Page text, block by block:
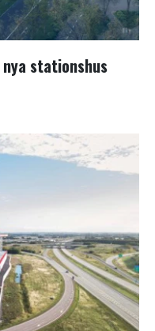
stationshus